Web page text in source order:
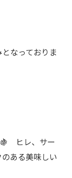
なっておりま
ヒレ、サー
ある美味しい